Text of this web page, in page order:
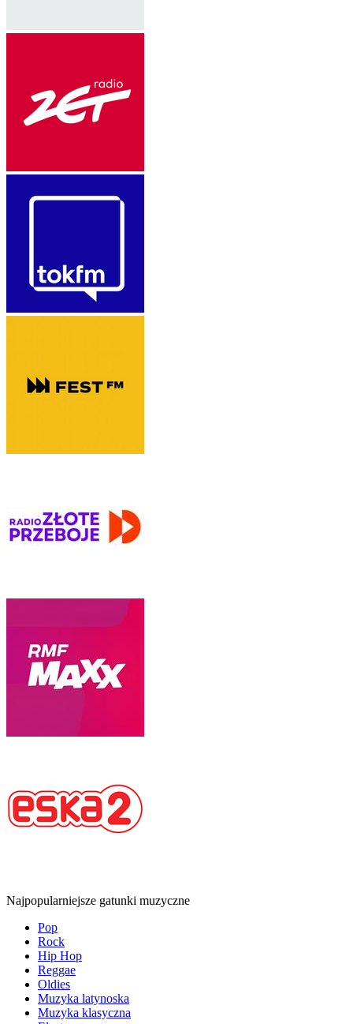
Najpopularniejsze gatunki muzyczne
Pop
Rock
Hip Hop
Reggae
Oldies
Muzyka latynoska
Muzyka klasyczna